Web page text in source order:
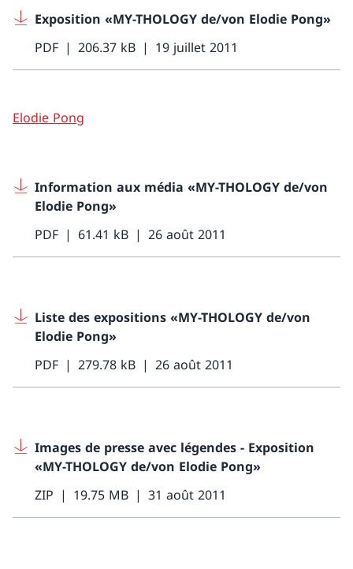
Exposition «MY-THOLOGY de/von Elodie Pong»
PDF
206.37 kB 19 juillet 2011
Elodie Pong
Information aux média «MY-THOLOGY de/von
Elodie Pong»
PDF
61.41 kB 26 août 2011
Liste des expositions «MY-THOLOGY de/von
Elodie Pong»
PDF
279.78 kB 26 août 2011
Images de presse avec légendes - Exposition
«MY-THOLOGY de/von Elodie Pong»
ZIP
19.75 MB 31 août 2011